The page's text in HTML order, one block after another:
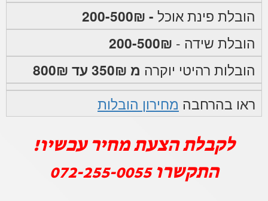
הובלת פינת אוכל - 200-500₪
הובלת שידה - 200-500₪
הובלות רהיטי יוקרה מ 350₪ עד 800₪
ראו בהרחבה מחירון הובלות
לקבלת הצעת מחיר עכשיו!
התקשרו072-255-0055